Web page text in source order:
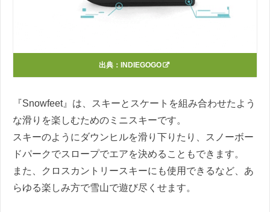
出典： INDIEGOGO
『Snowfeet』は、スキーとスケートを組み合わせたよう
な滑りを楽しむためのミニスキーです。
スキーのようにダウンヒルを滑り下りたり、スノーボー
ドパークでスロープでエアを決めることもできます。
また、クロスカントリースキーにも使用できるなど、あ
らゆる楽しみ方で雪山で遊び尽くせます。